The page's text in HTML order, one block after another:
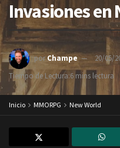
Invasiones en
porChampe
20/05/
Tiempo de Lectura:6 mins lectura
Inicio MMORPG New World